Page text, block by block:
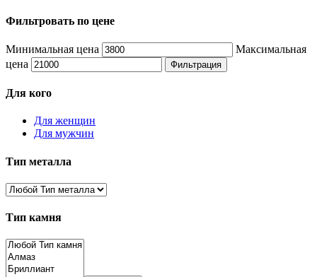
Фильтровать по цене
Минимальная цена
Максимальная
цена
Фильтрация
Для кого
Для женщин
Для мужчин
Тип металла
Тип камня